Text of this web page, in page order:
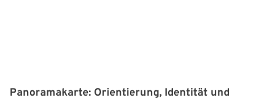
Panoramakarte: Orientierung, Identität und